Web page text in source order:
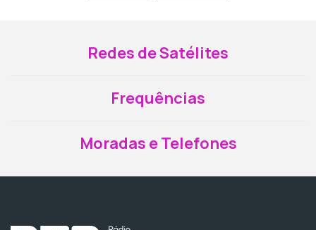
Redes de Satélites
Frequências
Moradas e Telefones